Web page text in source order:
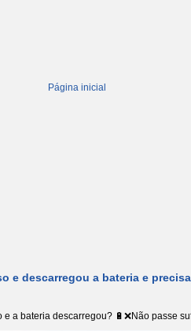
Página inicial
e descarregou a bateria e
a bateria descarregou? 🔋❌Não passe